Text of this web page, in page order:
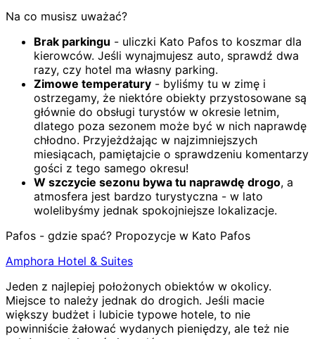
Na co musisz uważać?
Brak parkingu - uliczki Kato Pafos to koszmar dla
kierowców. Jeśli wynajmujesz auto, sprawdź dwa
razy, czy hotel ma własny parking.
Zimowe temperatury - byliśmy tu w zimę i
ostrzegamy, że niektóre obiekty przystosowane są
głównie do obsługi turystów w okresie letnim,
dlatego poza sezonem może być w nich naprawdę
chłodno. Przyjeżdżając w najzimniejszych
miesiącach, pamiętajcie o sprawdzeniu komentarzy
gości z tego samego okresu!
W szczycie sezonu bywa tu naprawdę drogo, a
atmosfera jest bardzo turystyczna - w lato
wolelibyśmy jednak spokojniejsze lokalizacje.
Pafos - gdzie spać? Propozycje w Kato Pafos
Amphora Hotel & Suites
Jeden z najlepiej położonych obiektów w okolicy.
Miejsce to należy jednak do drogich. Jeśli macie
większy budżet i lubicie typowe hotele, to nie
powinniście żałować wydanych pieniędzy, ale też nie